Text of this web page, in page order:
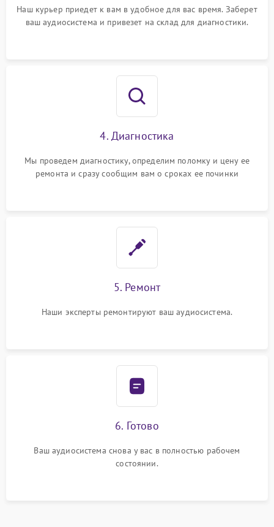
Наш курьер приедет к вам в удобное для вас время. Заберет
ваш аудиосистема и привезет на склад для диагностики.
4. Диагностика
Мы проведем диагностику, определим поломку и цену ее
ремонта и сразу сообщим вам о сроках ее починки
5. Ремонт
Наши эксперты ремонтируют ваш аудиосистема.
6. Готово
Ваш аудиосистема снова у вас в полностью рабочем
состоянии.